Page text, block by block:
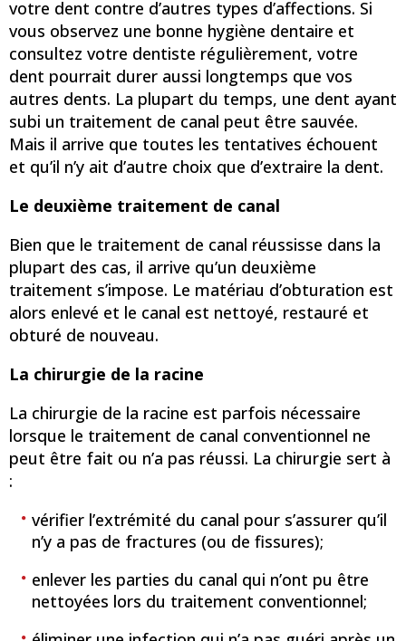
votre dent contre d’autres types d’affections. Si
vous observez une bonne hygiène dentaire et
consultez votre dentiste régulièrement, votre
dent pourrait durer aussi longtemps que vos
autres dents. La plupart du temps, une dent ayant
subi un traitement de canal peut être sauvée.
Mais il arrive que toutes les tentatives échouent
et qu’il n’y ait d’autre choix que d’extraire la dent.
Le deuxième traitement de canal
Bien que le traitement de canal réussisse dans la
plupart des cas, il arrive qu’un deuxième
traitement s’impose. Le matériau d’obturation est
alors enlevé et le canal est nettoyé, restauré et
obturé de nouveau.
La chirurgie de la racine
La chirurgie de la racine est parfois nécessaire
lorsque le traitement de canal conventionnel ne
peut être fait ou n’a pas réussi. La chirurgie sert à
:
vérifier l’extrémité du canal pour s’assurer qu’il
n’y a pas de fractures (ou de fissures);
enlever les parties du canal qui n’ont pu être
nettoyées lors du traitement conventionnel;